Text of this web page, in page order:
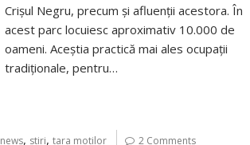
Crișul Negru, precum și afluenții acestora. În
acest parc locuiesc aproximativ 10.000 de
oameni. Aceștia practică mai ales ocupații
tradiționale, pentru…
news, stiri, tara motilor 2 Comments